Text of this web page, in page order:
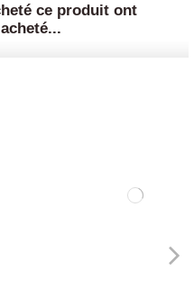
ce produit ont